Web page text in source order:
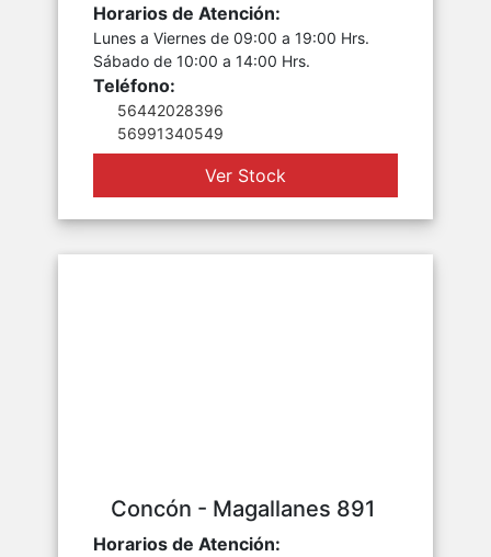
Horarios de Atención:
Lunes a Viernes de 09:00 a 19:00 Hrs.
Sábado de 10:00 a 14:00 Hrs.
Teléfono:
56442028396
56991340549
Ver Stock
Concón - Magallanes 891
Horarios de Atención: